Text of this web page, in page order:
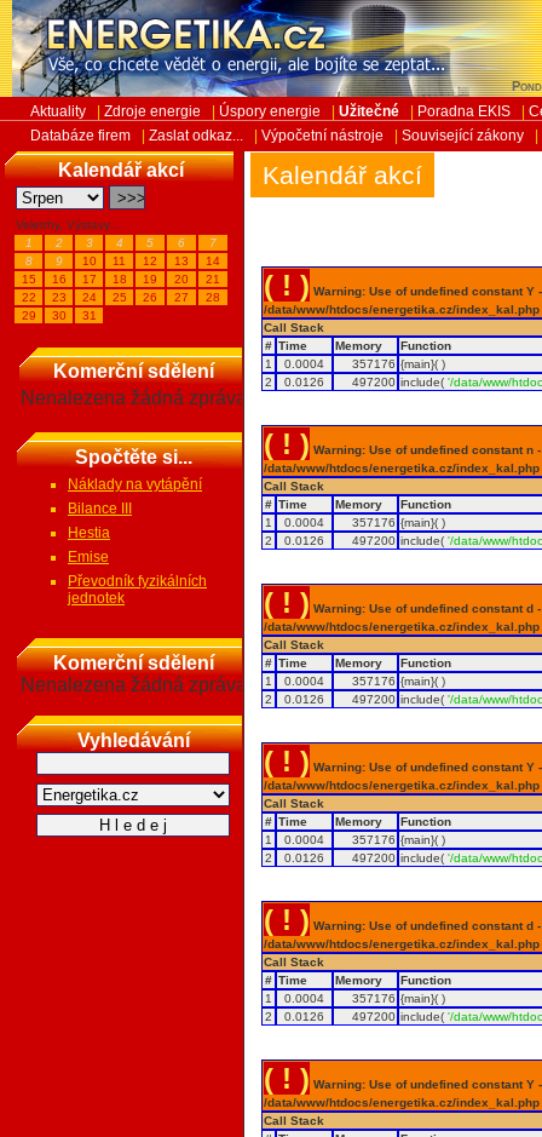
Aktuality Zdroje energie Úspory energie Užitečné Poradna EKIS
Databáze firem
Zaslat odkaz... Výpočetní nástroje Související zákony
Kalendář akcí
Veletrhy, Výstavy...
1
2 3 4 5 6
7
8
9 10 11 12 13
14
15
16 17 18 19 20
21
22
23 24 25 26 27
28
29
30 31
Komerční sdělení
Nenalezena žádná zpráva
Spočtěte si...
Náklady na vytápění
Bilance III
Hestia
Emise
Převodník fyzikálních
jednotek
Komerční sdělení
Nenalezena žádná zpráva
Vyhledávání
Kalendář akcí
( ! ) Warning: Use of undefined constant
/data/www/htdocs/energetika.cz/
Call Stack
# Time Memory
Function
1
0.0004 357176 {main}( )
2
0.0126 497200 include('/data/www/
( ! ) Warning: Use of undefined constant
/data/www/htdocs/energetika.cz/
Call Stack
# Time Memory
Function
1
0.0004 357176 {main}( )
2
0.0126 497200 include('/data/www/
( ! ) Warning: Use of undefined constant
/data/www/htdocs/energetika.cz/
Call Stack
# Time Memory
Function
1
0.0004 357176 {main}( )
2
0.0126 497200 include('/data/www/
( ! ) Warning: Use of undefined constant
/data/www/htdocs/energetika.cz/
Call Stack
# Time Memory
Function
1
0.0004 357176 {main}( )
2
0.0126 497200 include('/data/www/
( ! ) Warning: Use of undefined constant
/data/www/htdocs/energetika.cz/
Call Stack
# Time Memory
Function
1
0.0004 357176 {main}( )
2
0.0126 497200 include('/data/www/
( ! ) Warning: Use of undefined constant
/data/www/htdocs/energetika.cz/
Call Stack